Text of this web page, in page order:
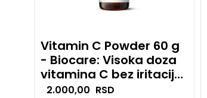
Vitamin C Powder 60 g
- Biocare: Visoka doza
vitamina C bez iritacije
stomaka
2.000,00 RSD